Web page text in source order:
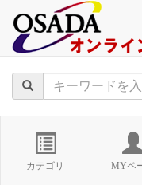
カテゴリ MYペ